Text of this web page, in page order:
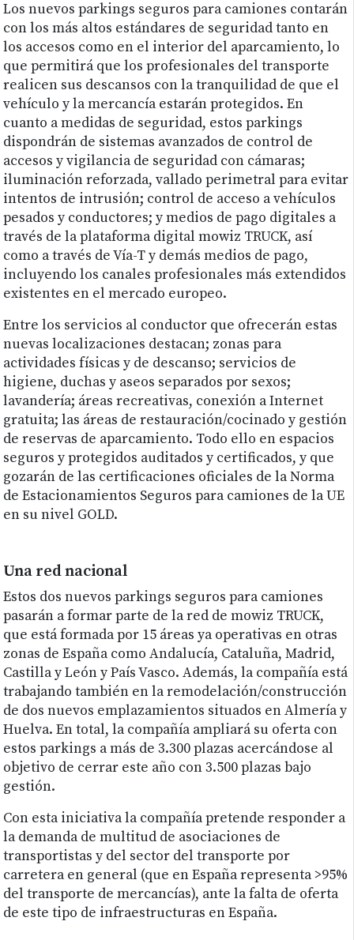
Los nuevos parkings seguros para camiones contarán
con los más altos estándares de seguridad tanto en
los accesos como en el interior del aparcamiento, lo
que permitirá que los profesionales del transporte
realicen sus descansos con la tranquilidad de que el
vehículo y la mercancía estarán protegidos. En
cuanto a medidas de seguridad, estos parkings
dispondrán de sistemas avanzados de control de
accesos y vigilancia de seguridad con cámaras;
iluminación reforzada, vallado perimetral para evitar
intentos de intrusión; control de acceso a vehículos
pesados y conductores; y medios de pago digitales a
través de la plataforma digital mowiz TRUCK, así
como a través de Vía-T y demás medios de pago,
incluyendo los canales profesionales más extendidos
existentes en el mercado europeo.
Entre los servicios al conductor que ofrecerán estas
nuevas localizaciones destacan; zonas para
actividades físicas y de descanso; servicios de
higiene, duchas y aseos separados por sexos;
lavandería; áreas recreativas, conexión a Internet
gratuita; las áreas de restauración/cocinado y gestión
de reservas de aparcamiento. Todo ello en espacios
seguros y protegidos auditados y certificados, y que
gozarán de las certificaciones oficiales de la Norma
de Estacionamientos Seguros para camiones de la UE
en su nivel GOLD.
Una red nacional
Estos dos nuevos parkings seguros para camiones
pasarán a formar parte de la red de mowiz TRUCK,
que está formada por 15 áreas ya operativas en otras
zonas de España como Andalucía, Cataluña, Madrid,
Castilla y León y País Vasco. Además, la compañía está
trabajando también en la remodelación/construcción
de dos nuevos emplazamientos situados en Almería y
Huelva. En total, la compañía ampliará su oferta con
estos parkings a más de 3.300 plazas acercándose al
objetivo de cerrar este año con 3.500 plazas bajo
gestión.
Con esta iniciativa la compañía pretende responder a
la demanda de multitud de asociaciones de
transportistas y del sector del transporte por
carretera en general (que en España representa >95%
del transporte de mercancías), ante la falta de oferta
de este tipo de infraestructuras en España.